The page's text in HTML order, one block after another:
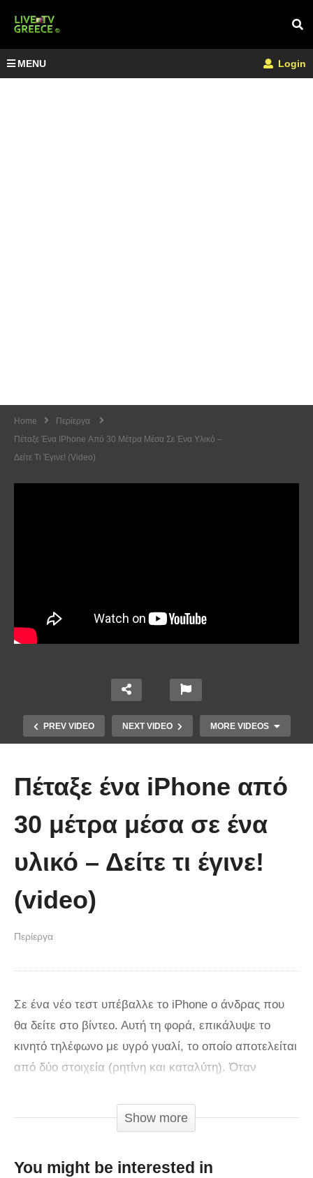
MENU Login
Home
Περίεργα
Πέταξε Ένα IPhone Από 30 Μέτρα Μέσα Σε Ένα Υλικό –
Δείτε Τι Έγινε! (video)
PREV VIDEO NEXT VIDEO MORE VIDEOS
10 από τα πιο ασυνήθιστα
ουρανό
Πέταξε ένα iPhone από
30 μέτρα μέσα σε ένα
υλικό – Δείτε τι έγινε!
(video)
Περίεργα
Σε ένα νέο τεστ υπέβαλλε το iPhone o άνδρας που
θα δείτε στο βίντεο. Αυτή τη φορά, επικάλυψε το
κινητό τηλέφωνο με υγρό γυαλί, το οποίο αποτελείται
από δύο στοιχεία (ρητίνη και καταλύτη). Όταν
συνέχεια, ανέβηκε στην οροφή ενός κτιρίου και
πέταξε το κινητό από ύψος 30 μέτρων. Ποιο ήταν το
Show more
You might be interested in